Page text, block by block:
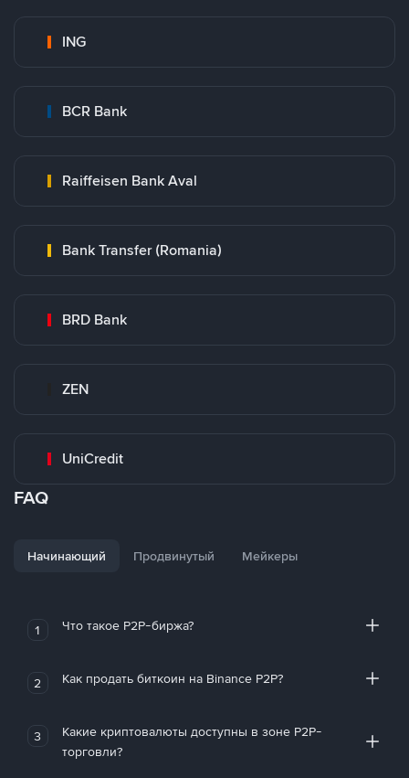
ING
BCR Bank
Raiffeisen Bank Aval
Bank Transfer (Romania)
BRD Bank
ZEN
UniCredit
FAQ
Начинающий Продвинутый Мейкеры
1 Что такое P2P-биржа?
2 Как продать биткоин на Binance P2P?
3
Какие криптовалюты доступны в зоне P2P-
торговли?